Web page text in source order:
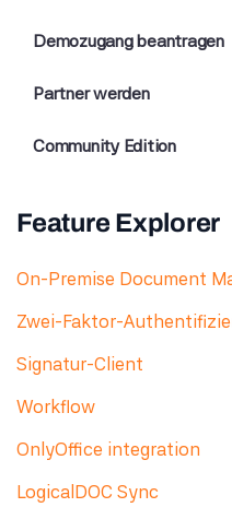
Demozugang beantragen
Partner werden
Community Edition
Feature Explorer
On-Premise Document
Zwei-Faktor-
Signatur-Client
Workflow
OnlyOffice integration
LogicalDOC Sync